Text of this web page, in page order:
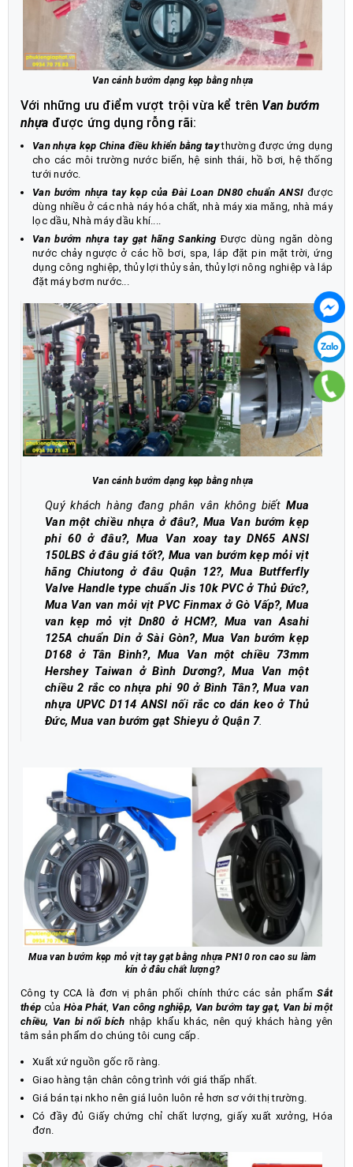
Van cánh bướm dạng kẹp bằng nhựa
Với những ưu điểm vượt trội vừa kể trên Van bướm
nhựa được ứng dụng rỗng rãi:
Van nhựa kẹp China điều khiển bằng taythường được ứng dụng
cho các môi trường nước biển, hệ sinh thái, hồ bơi, hệ thống
tưới nước.
Van bướm nhựa tay kẹp của Đài Loan DN80 chuẩn ANSI được
dùng nhiều ở các nhà náy hóa chất, nhà máy xia măng, nhà máy
lọc dầu, Nhà máy dầu khí....
Van bướm nhựa tay gạt hãng SankingĐược dùng ngăn dòng
nước chảy ngược ở các hồ bơi, spa, lắp đặt pin mặt trời, ứng
dụng công nghiệp, thủy lợi thủy sản, thủy lợi nông nghiệp và lắp
đặt máy bơm nước...
Van cánh bướm dạng kẹp bằng nhựa
Quý khách hàng đang phân vân không biếtMua
Van một chiều nhựa ở đâu?, Mua Van bướm kẹp
phi 60 ở đâu?, Mua Van xoay tay DN65 ANSI
150LBS ở đâu giá tốt?, Mua van bướm kẹp mỏi vịt
hãng Chiutong ở đâu Quận 12?, Mua Butfferfly
Valve Handle type chuẩn Jis 10k PVC ở Thủ Đức?,
Mua Van van mỏi vịt PVC Finmax ở Gò Vấp?, Mua
van kẹp mỏ vịt Dn80 ở HCM?, Mua van Asahi
125A chuẩn Din ở Sài Gòn?, Mua Van bướm kẹp
D168 ở Tân Bình?, Mua Van một chiều 73mm
Hershey Taiwan ở Bình Dương?, Mua Van một
chiều 2 rắc co nhựa phi 90 ở Bình Tân?, Mua van
nhựa UPVC D114 ANSI nối rắc co dán keo ở Thủ
Đức, Mua van bướm gạt Shieyu ở Quận 7.
Mua van bướm kẹp mỏ vịt tay gạt bằng nhựa PN10 ron cao su làm
kín ở đâu chất lượng?
Công ty CCA là đơn vị phân phối chính thức các sản phẩmSắt
thép củaHòa Phát, Van công nghiệp, Van bướm tay gạt, Van bi một
chiều, Van bi nối bích nhập khẩu khác, nên quý khách hàng yên
tâm sản phẩm do chúng tôi cung cấp.
Xuất xứ nguồn gốc rõ ràng.
Giao hàng tận chân công trình với giá thấp nhất.
Giá bán tại nkho nên giá luôn luôn rẻ hơn sơ với thị trường.
Có đầy đủ Giấy chứng chỉ chất lượng, giấy xuất xưởng, Hóa
đơn.